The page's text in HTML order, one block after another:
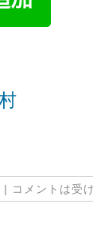
| コメントは受